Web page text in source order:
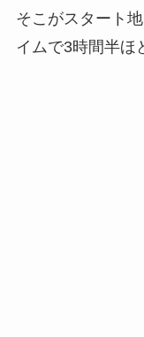
そこがスタート
イムで3時間半ほ